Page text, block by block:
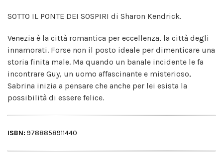
SOTTO IL PONTE DEI SOSPIRI di Sharon Kendrick.
Venezia è la città romantica per eccellenza, la città degli
innamorati. Forse non il posto ideale per dimenticare una
storia finita male. Ma quando un banale incidente le fa
incontrare Guy, un uomo affascinante e misterioso,
Sabrina inizia a pensare che anche per lei esista la
possibilità di essere felice.
ISBN: 9788858911440